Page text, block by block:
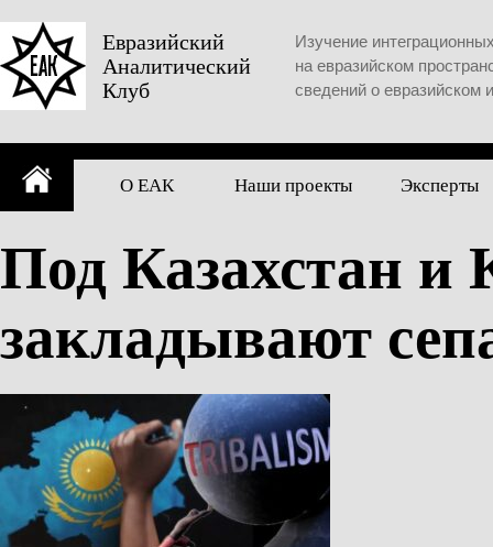
to
content
Евразийский
Аналитический
Клуб
Изучение
на евразийском
сведений о евразийском
О ЕАК Наши проекты Эксперты
Под Казахстан и
закладывают